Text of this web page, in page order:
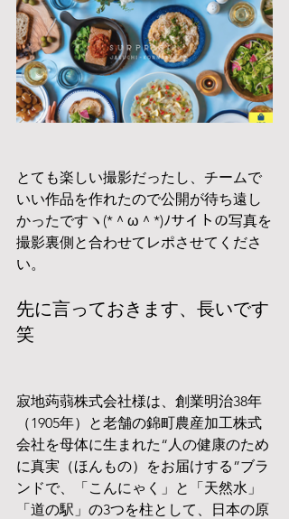
とても楽しい撮影だったし、チームで
いい作品を作れたので公開が待ち遠し
かったですヽ(*＾ω＾*)ﾉサイトの写真を
撮影裏側と合わせてレポさせてくださ
い。
先に言っておきます、長いです
笑
寂地蒟蒻株式会社様は、創業明治38年
（1905年）と老舗の錦町農産加工株式
会社を母体に生まれた“人の健康のため
に真実（ほんもの）をお届けする”ブラ
ンドで、「こんにゃく」と「天然水」
「道の駅」の3つを柱として、日本の原